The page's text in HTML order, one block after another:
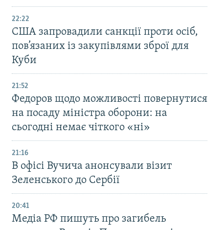
22:22
США запровадили санкції проти осіб,
пов’язаних із закупівлями зброї для
Куби
21:52
Федоров щодо можливості повернутися
на посаду міністра оборони: на
сьогодні немає чіткого «ні»
21:16
В офісі Вучича анонсували візит
Зеленського до Сербії
20:41
Медіа РФ пишуть про загибель